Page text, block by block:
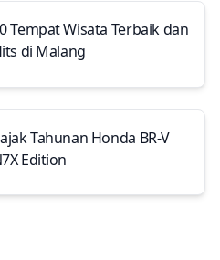
Tempat Wisata Terbaik dan
di Malang
Tahunan Honda BR-V
Edition